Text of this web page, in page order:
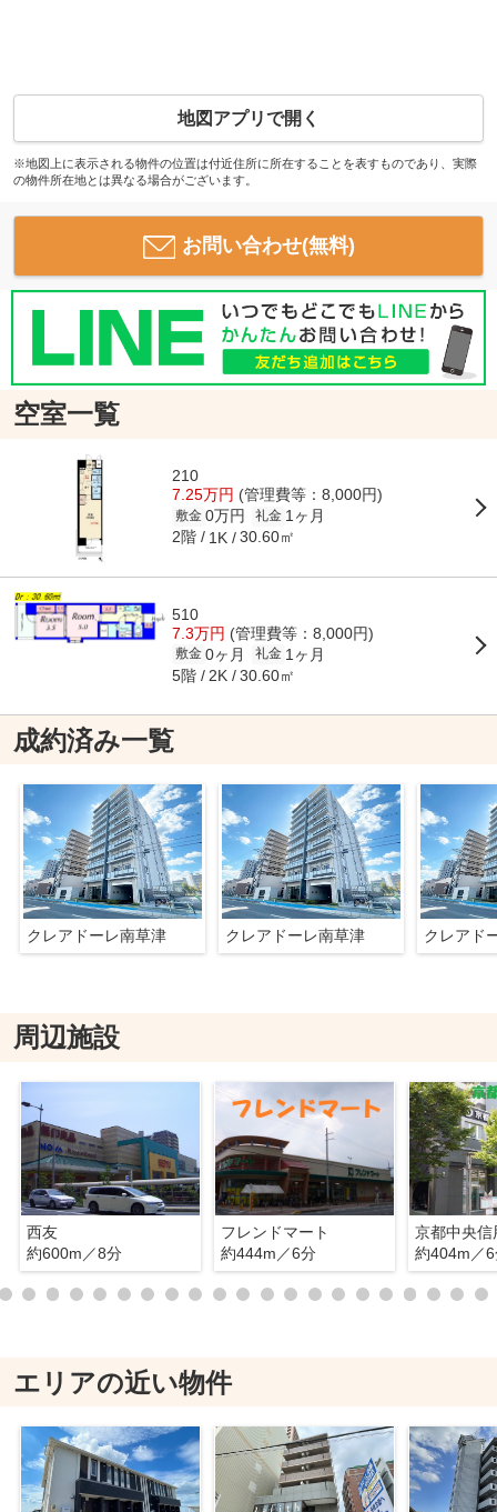
地図アプリで開く
※地図上に表示される物件の位置は付近住所に所在することを表すものであり、実際
の物件所在地とは異なる場合がございます。
お問い合わせ(無料)
空室一覧
210
7.25万円 (管理費等：8,000円)
敷金 0万円 礼金 1ヶ月
2階 1K 30.60㎡
510
7.3万円 (管理費等：8,000円)
敷金 0ヶ月 礼金 1ヶ月
5階 2K 30.60㎡
成約済み一覧
クレアドーレ南草津 クレアドーレ南草津 クレアド
周辺施設
西友
約600m／8分
フレンドマート
約444m／6分
約404m／
エリアの近い物件